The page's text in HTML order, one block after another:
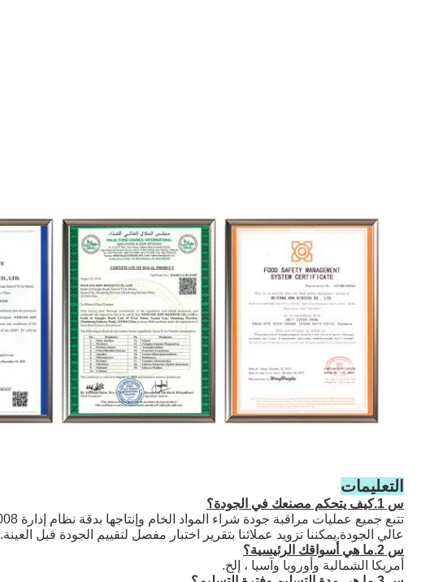
التعليمات
س 1.كيف يتحكم مصنعك في الجودة؟
عالي الجودة.يمكننا تزويد عملائنا بتقرير اختبار مفصل لتقييم الجودة قبل العينة.
س 2.ما هي أسواقك الرئيسية؟
أمريكا الشمالية وأوروبا وآسيا ، إلخ.